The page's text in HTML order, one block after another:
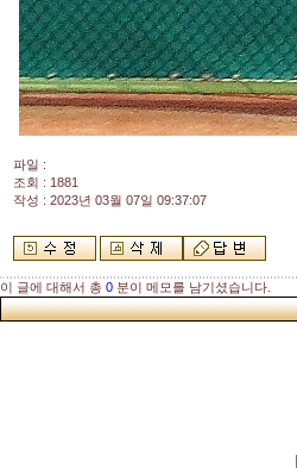
파일 :
조회 : 1881
작성 : 2023년 03월 07일 09:37:07
이 글에 대해서 총 0 분이 메모를 남기셨습니다.